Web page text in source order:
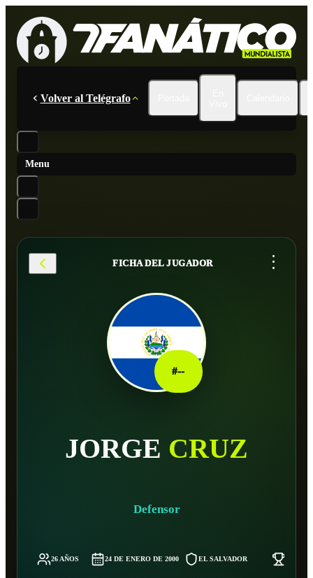
Volver al Telégrafo
Menu
FICHA DEL JUGADOR ...
#--
JORGE CRUZ
Defensor
26 AÑOS 24 DE ENERO DE 2000 EL SALVADOR